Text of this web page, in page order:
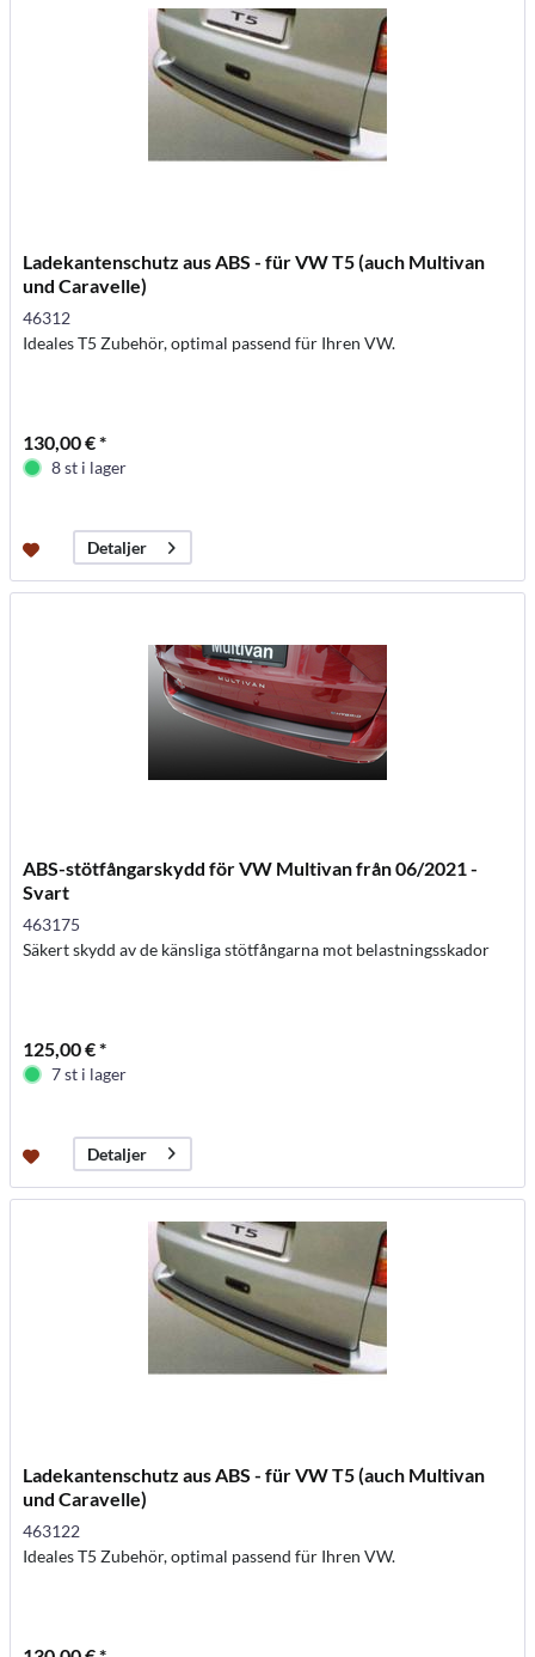
Ladekantenschutz aus ABS - für VW T5 (auch Multivan
und Caravelle)
46312
Ideales T5 Zubehör, optimal passend für Ihren VW.
130,00 € *
8 st i lager
Detaljer
ABS-stötfångarskydd för VW Multivan från 06/2021 -
Svart
463175
Säkert skydd av de känsliga stötfångarna mot belastningsskador
125,00 € *
7 st i lager
Detaljer
Ladekantenschutz aus ABS - für VW T5 (auch Multivan
und Caravelle)
463122
Ideales T5 Zubehör, optimal passend für Ihren VW.